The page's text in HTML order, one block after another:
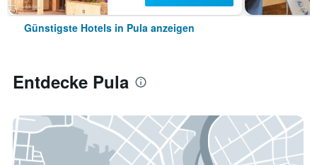
Günstigste Hotels in Pula anzeigen
Entdecke Pula